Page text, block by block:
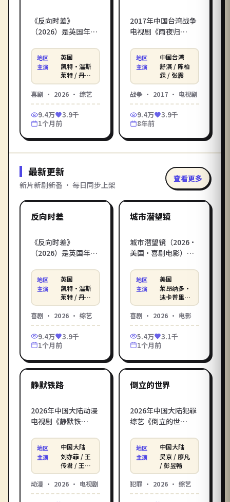
《反向时差》
（2026）是英国年度
里斯托弗·诺兰执
导，凯特·温斯莱
特、丹尼尔·克雷格
领衔主演——婚礼前
夜，新郎跟岳父被反
锁在荒岛上，一边斗
智斗勇一边互相理
解。影库提供《反向
时差》电影在线观看
高清完整版，免费在
达，HD 流畅画质支持
手机电脑播放。
地区 英国
主演
凯特·温斯
莱特 / 丹尼
尔·克雷格
/ 汤姆·哈
喜剧 · 2026 · 综艺
9.4万
3.9千
1个月前
2017年中国台湾战争
电视剧《雨夜归
舒淇 / 陈柏霖 / 张震倾
情演绎。二战末年的
孤岛要塞，七名残兵
在最后七十二小时里
坚守与抉择。在影库
电影在线观看_在线观
看电影，无广告免费
高清在线观看。
地区 中国台湾
主演
舒淇 / 陈柏
霖 / 张震
战争 · 2017 · 电视剧
9.4万
3.9千
8年前
最新更新
新片新剧新番 · 每日同步上架
查看更多
最新
2:17:49
反向时差
《反向时差》
（2026）是英国年度
里斯托弗·诺兰执
导，凯特·温斯莱
特、丹尼尔·克雷格
领衔主演——婚礼前
夜，新郎跟岳父被反
锁在荒岛上，一边斗
智斗勇一边互相理
解。影库提供《反向
时差》电影在线观看
高清完整版，免费在
线观看电影一键直
地区 英国
主演
凯特·温斯
莱特 / 丹尼
尔·克雷格
/ 汤姆·哈
迪
喜剧 · 2026 · 综艺
9.4万
3.9千
1个月前
最新
2:24:10
城市潜望镜
城市潜望镜（2026·
美国·喜剧电影）：
打工人，意外撞见全
城最荒诞的盗窃案。
马丁·斯科塞斯执
导，莱昂纳多·迪卡
普里奥 / 瑞恩·高斯
林 / 罗伯特·帕丁森
主演。影库免费高清
电影在线观看，在线
观看电影一站直达，
支持手机电脑无广告
播放。
地区 美国
主演
莱昂纳多·
迪卡普里奥
/ 瑞恩·高
斯林 / 罗伯
特·帕丁森
等
喜剧 · 2026 · 电影
5.4万
3.1千
1个月前
最新
静默铁路
2026年中国大陆动漫
电视剧《静默铁
刘亦菲 / 王传君 / 王砚
辉倾情演绎。魔法学
院新生在禁区图书馆
遇见百年前的故人灵
魂。在影库电影在线
观看_在线观看电影，
地区 中国大陆
主演
刘亦菲 / 王
传君 / 王砚
辉 等
动漫 · 2026 · 电视剧
最新
倒立的世界
2026年中国大陆犯罪
综艺《倒立的世
吴京 / 廖凡 / 彭昱畅倾
情演绎。一桩看似简
单的银行抢劫，牵出
整个城市顶层金融帝
国的塌陷。在影库电
影在线观看_在线观看
地区 中国大陆
主演
吴京 / 廖凡
/ 彭昱畅
犯罪 · 2026 · 综艺